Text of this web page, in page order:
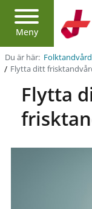
Meny
Region
Jönköpings
län
Du är här:
/ Flytta ditt
Flytta